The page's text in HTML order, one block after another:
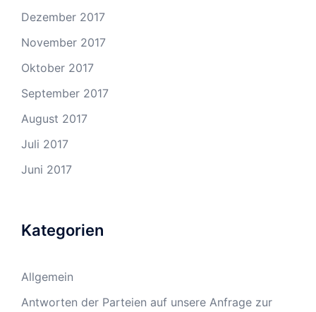
Dezember 2017
November 2017
Oktober 2017
September 2017
August 2017
Juli 2017
Juni 2017
Kategorien
Allgemein
Antworten der Parteien auf unsere Anfrage zur